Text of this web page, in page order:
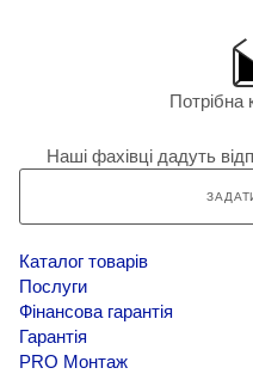
Потрібна
Наші фахівці дадуть
Каталог товарів
Послуги
Фінансова гарантія
Гарантія
PRO Монтаж